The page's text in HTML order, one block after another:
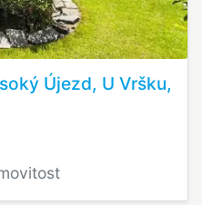
Újezd, U Vršku,